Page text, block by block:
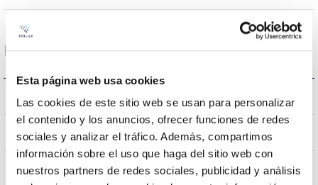
Esta página web usa cookies
Las cookies de este sitio web se usan para personalizar
el contenido y los anuncios, ofrecer funciones de redes
sociales y analizar el tráfico. Además, compartimos
información sobre el uso que haga del sitio web con
nuestros partners de redes sociales, publicidad y análisis
Dimensões e montagem
Assembly 207638,537933,472500
Peso 0.00219Kg
Dimensão 1200x300x1200mm